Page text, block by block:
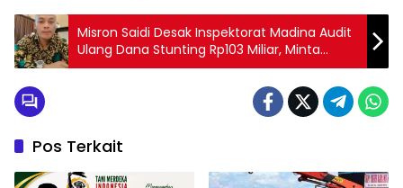
Misron Saidi Desak Inspektorat Madina Audit
Ulang Dana Stunting Rp103 Miliar, Minta
Pemeriksaan Menyeluruh dan Transparan
Pos Terkait